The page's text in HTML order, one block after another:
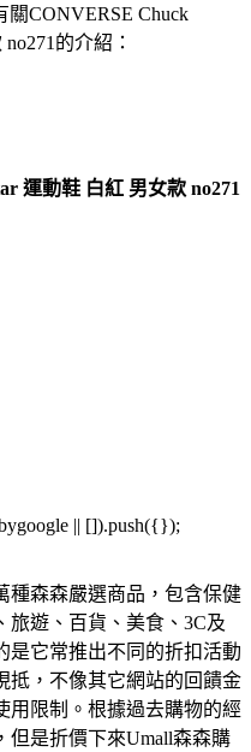
CONVERSE Chuck
的介紹：
運動鞋 白紅 男女款 no271
|| []).push({});
種森森嚴選商品，包含保健
旅遊、百貨、美食、3C及
是它常推出不同的折扣活動
抵，不像其它網站的回饋金
用限制。根據過去購物的經
但是折價下來Umall森森購